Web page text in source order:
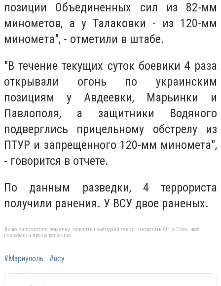
позиции Объединенных сил из 82-мм
минометов, а у Талаковки - из 120-мм
миномета", - отметили в штабе.
"В течение текущих суток боевики 4 раза
открывали огонь по украинским
позициям у Авдеевки, Марьинки и
Павлополя, а защитники Водяного
подверглись прицельному обстрелу из
ПТУР и запрещенного 120-мм миномета",
- говорится в отчете.
По данным разведки, 4 террориста
получили ранения. У ВСУ двое раненых.
Якщо ви помітили помилку, виділіть необхідний текст і натисніть Ctrl + Enter, щоб
повідомити про це редакцію
#Мариуполь #всу